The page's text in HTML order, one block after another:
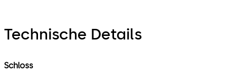
Technische Details
Schloss